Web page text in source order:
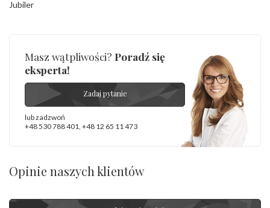
Jubiler
Masz wątpliwości? Poradź się
eksperta!
Zadaj pytanie
lub zadzwoń
+48 530 788 401, +48 12 65 11 473
Opinie naszych klientów